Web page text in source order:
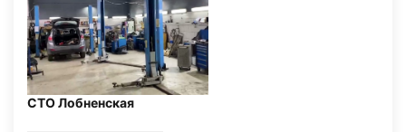
СТО Лобненская